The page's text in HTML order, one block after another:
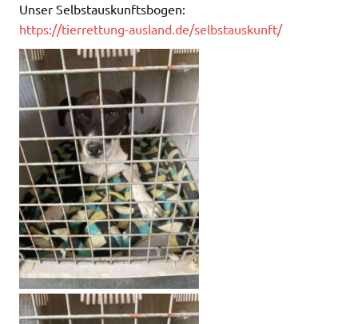
Unser Selbstauskunftsbogen:
https://tierrettung-ausland.de/selbstauskunft/